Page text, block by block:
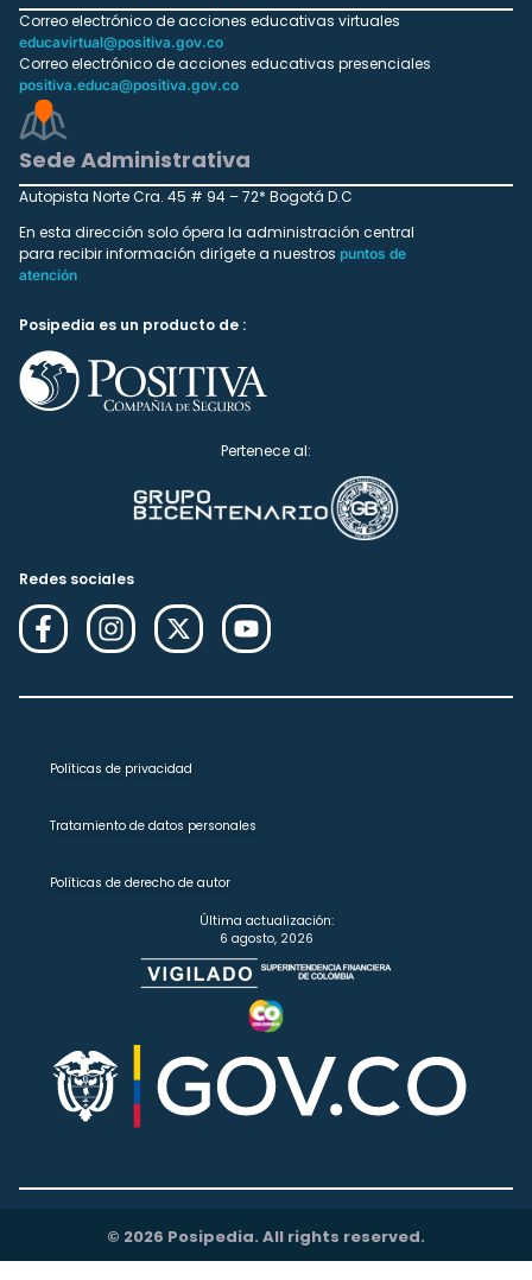
Correo electrónico de acciones educativas virtuales
educavirtual@positiva.gov.co
Correo electrónico de acciones educativas presenciales
positiva.educa@positiva.gov.co
Sede Administrativa
Autopista Norte Cra. 45 # 94 – 72* Bogotá D.C
En esta dirección solo ópera la administración central
para recibir información dirígete a nuestros puntos de
atención
Posipedia es un producto de :
Pertenece al:
Redes sociales
Políticas de privacidad
Tratamiento de datos personales
Políticas de derecho de autor
Última actualización:
6 agosto, 2026
© 2026 Posipedia. All rights reserved.